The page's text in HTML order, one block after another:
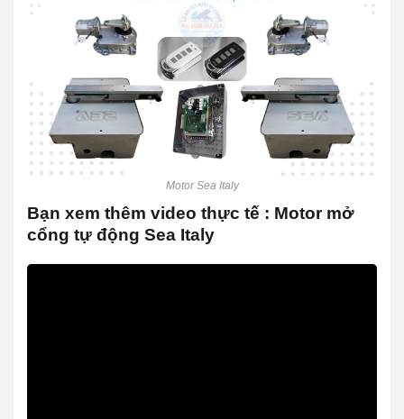
Motor Sea Italy
Bạn xem thêm video thực tế : Motor mở
cổng tự động Sea Italy